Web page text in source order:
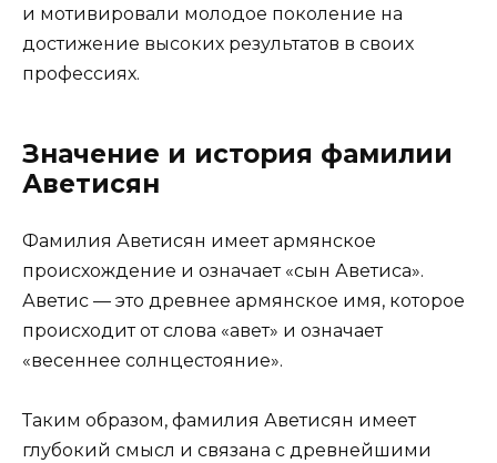
и мотивировали молодое поколение на
достижение высоких результатов в своих
профессиях.
Значение и история фамилии
Аветисян
Фамилия Аветисян имеет армянское
происхождение и означает «сын Аветиса».
Аветис — это древнее армянское имя, которое
происходит от слова «авет» и означает
«весеннее солнцестояние».
Таким образом, фамилия Аветисян имеет
глубокий смысл и связана с древнейшими